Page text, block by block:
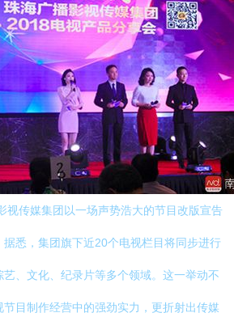
视传媒集团以一场声势浩大的节目改版宣告
悉，集团旗下近20个电视栏目将同步进行
、文化、纪录片等多个领域。这一举动不
目制作经营中的强劲实力，更折射出传媒